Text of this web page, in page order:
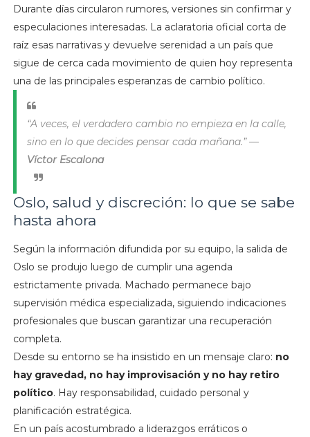
Durante días circularon rumores, versiones sin confirmar y
especulaciones interesadas. La aclaratoria oficial corta de
raíz esas narrativas y devuelve serenidad a un país que
sigue de cerca cada movimiento de quien hoy representa
una de las principales esperanzas de cambio político.
“A veces, el verdadero cambio no empieza en la calle,
sino en lo que decides pensar cada mañana.” —
Víctor Escalona
Oslo, salud y discreción: lo que se sabe
hasta ahora
Según la información difundida por su equipo, la salida de
Oslo se produjo luego de cumplir una agenda
estrictamente privada. Machado permanece bajo
supervisión médica especializada, siguiendo indicaciones
profesionales que buscan garantizar una recuperación
completa.
Desde su entorno se ha insistido en un mensaje claro: no
hay gravedad, no hay improvisación y no hay retiro
político. Hay responsabilidad, cuidado personal y
planificación estratégica.
En un país acostumbrado a liderazgos erráticos o